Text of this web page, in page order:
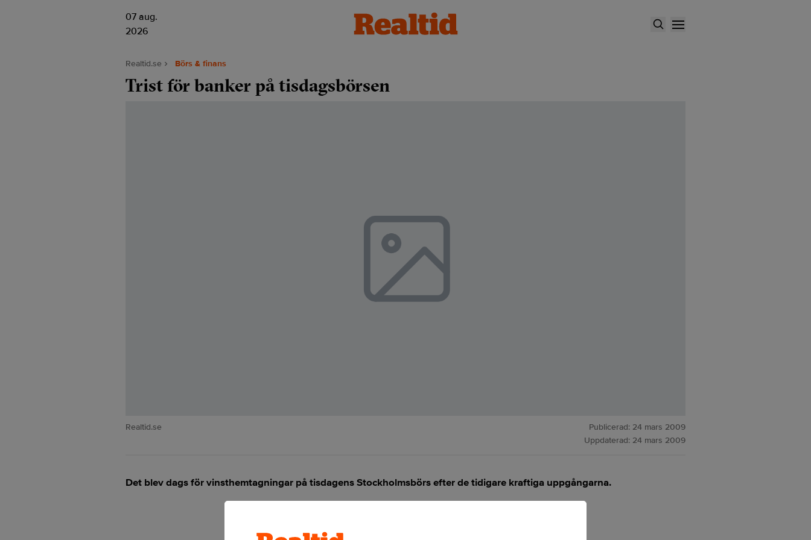
07 aug.
2026
Realtid.se Börs & finans
Trist för banker på tisdagsbörsen
Realtid.se Publicerad: 24 mars 2009
Uppdaterad: 24 mars 2009
Det blev dags för vinsthemtagningar på tisdagens Stockholmsbörs efter de tidigare kraftiga uppgångarna.